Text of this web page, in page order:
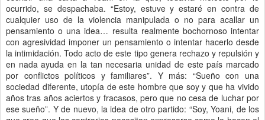
ocurrido, se despachaba. “Estoy, estuve y estaré en contra de
cualquier uso de la violencia manipulada o no para acallar un
pensamiento o una idea… resulta realmente bochornoso intentar
con agresividad imponer un pensamiento o intentar hacerlo desde
la intimidación. Todo acto de este tipo genera rechazo y repulsión y
en nada ayuda en la tan necesaria unidad de este país marcado
por conflictos políticos y familiares”. Y más: “Sueño con una
sociedad diferente, utopía de este hombre que soy y que ha vivido
años tras años aciertos y fracasos, pero que no cesa de luchar por
ese sueño”. Y de nuevo, la idea de otro partido: “Soy, Yoani, de los